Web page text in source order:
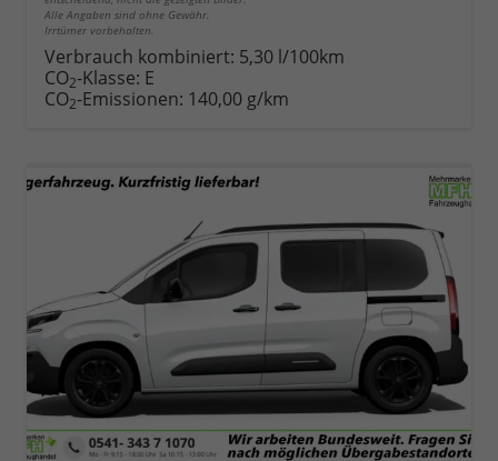
Alle Angaben sind ohne Gewähr.
Irrtümer vorbehalten.
Verbrauch kombiniert: 5,30 l/100km
CO2-Klasse: E
CO2-Emissionen: 140,00 g/km